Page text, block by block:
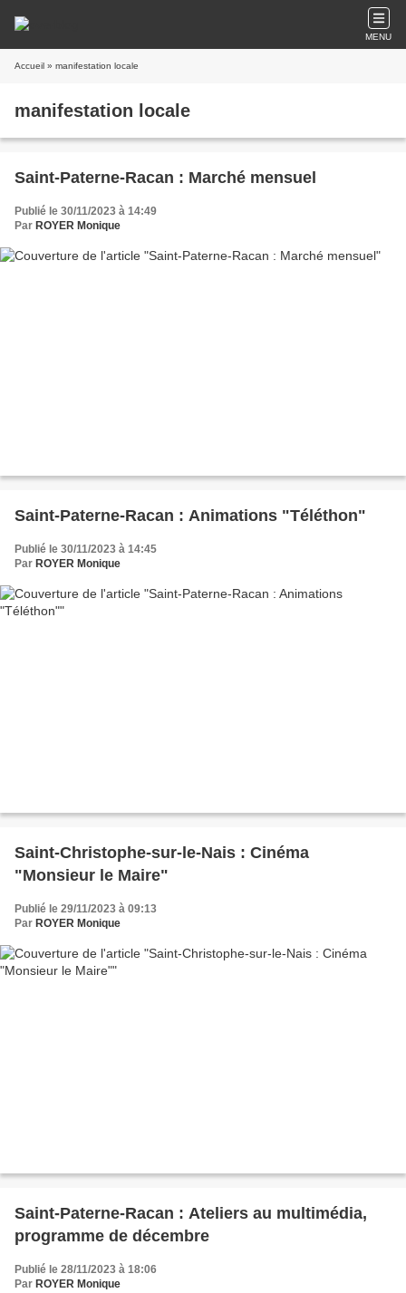
MENU
Accueil » manifestation locale
manifestation locale
Saint-Paterne-Racan : Marché mensuel
Publié le 30/11/2023 à 14:49
Par ROYER Monique
Saint-Paterne-Racan : Animations "Téléthon"
Publié le 30/11/2023 à 14:45
Par ROYER Monique
Saint-Christophe-sur-le-Nais : Cinéma
"Monsieur le Maire"
Publié le 29/11/2023 à 09:13
Par ROYER Monique
Saint-Paterne-Racan : Ateliers au multimédia,
programme de décembre
Publié le 28/11/2023 à 18:06
Par ROYER Monique